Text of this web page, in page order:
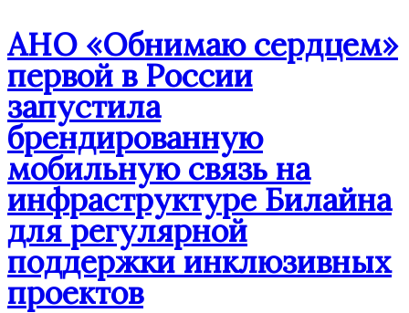
АНО «Обнимаю сердцем»
первой в России
запустила
брендированную
мобильную связь на
инфраструктуре Билайна
для регулярной
поддержки инклюзивных
проектов